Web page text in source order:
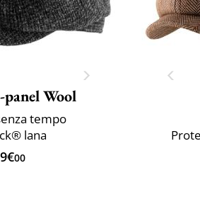
panel Wool
tempo
lana
00